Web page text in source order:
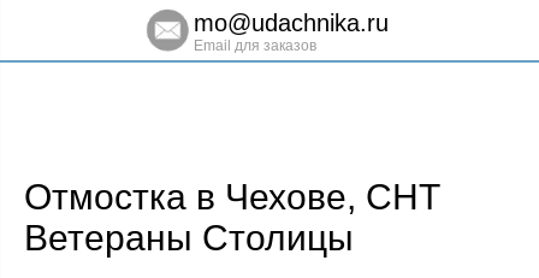
mo@udachnika.ru
Email для заказов
Отмостка в Чехове, СНТ
Ветераны Столицы